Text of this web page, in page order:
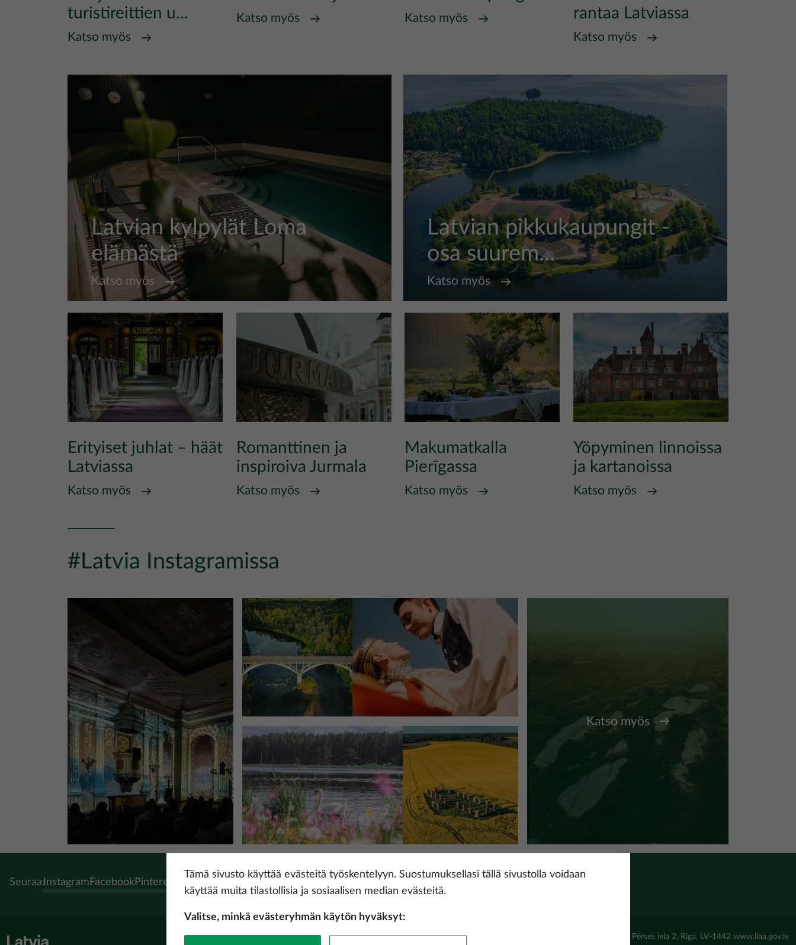
turistireittien u...
Katso myös
Katso myös Katso myös
rantaa Latviassa
Katso myös
Latvian kylpylät Loma
elämästä
Katso myös
Latvian pikkukaupungit -
osa suurem...
Katso myös
Erityiset juhlat – häät
Latviassa
Katso myös
Romanttinen ja
inspiroiva Jurmala
Katso myös
Makumatkalla
Pierīgassa
Katso myös
Yöpyminen linnoissa
ja kartanoissa
Katso myös
#Latvia Instagramissa
Katso myös
Seuraa:Instagram FacebookPinterest Tiktok
© Latvijas Investīciju un attīstības aģentūra (LIAA) Pērses iela 2, Rīga, LV-1442 www.liaa.gov.lv
Tämä sivusto käyttää evästeitä työskentelyyn. Suostumuksellasi tällä sivustolla voidaan
käyttää muita tilastollisia ja sosiaalisen median evästeitä.
Valitse, minkä evästeryhmän käytön hyväksyt: